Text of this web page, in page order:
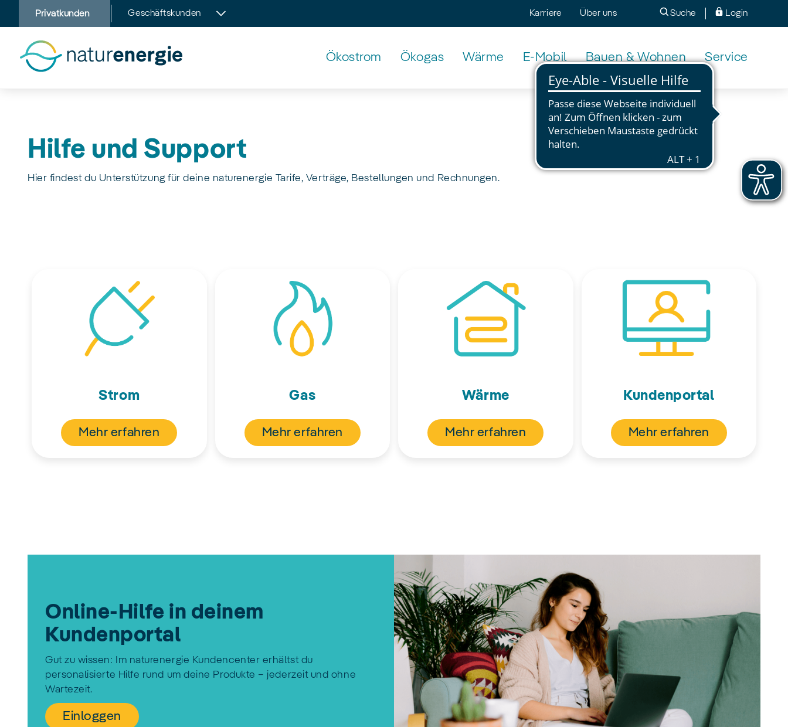
Privatkunden Geschäftskunden Karriere Über uns Suche Login
Ökostrom
Ökogas Wärme E-Mobil Bauen & Wohnen Service
Hilfe und Support
Hier findest du Unterstützung für deine naturenergie Tarife, Verträge, Bestellungen und Rechnungen.
Strom
Mehr erfahren
Gas
Mehr erfahren
Wärme
Mehr erfahren
Kundenportal
Mehr erfahren
Online-Hilfe in deinem
Kundenportal
Gut zu wissen: Im naturenergie Kundencenter erhältst du
personalisierte Hilfe rund um deine Produkte – jederzeit und ohne
Wartezeit.
Einloggen